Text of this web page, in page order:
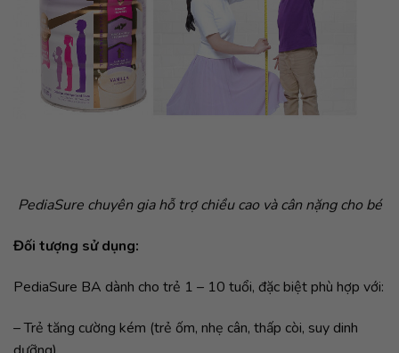
PediaSure chuyên gia hỗ trợ chiều cao và cân nặng cho bé
Đối tượng sử dụng:
PediaSure BA dành cho trẻ 1 – 10 tuổi, đặc biệt phù hợp với:
– Trẻ tăng cường kém (trẻ ốm, nhẹ cân, thấp còi, suy dinh